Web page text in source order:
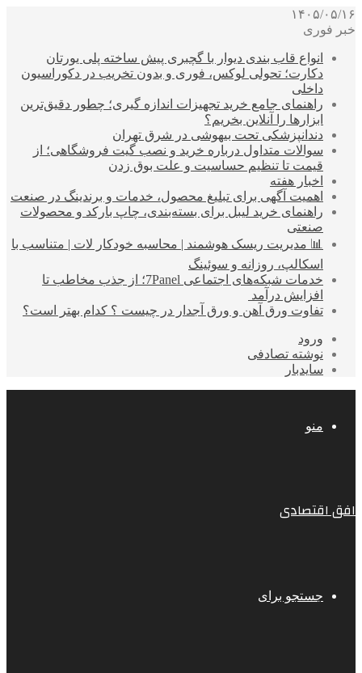
۱۴۰۵/۰۵/۱۶
خبر فوری
انواع قاب بندی دیوار با گچبری پیش ساخته پلی یورتان
دکارت؛ تحولی لوکس، فوری و بدون تخریب در دکوراسیون
داخلی
راهنمای جامع خرید تجهیزات اندازه گیری؛ چطور دقیق‌ترین
ابزارها را آنلاین بخریم؟
دندانپزشکی تحت بیهوشی در شرق تهران
سوالات متداول درباره خرید و نصب گیت فروشگاهی؛ از
قیمت تا تنظیم حساسیت و علت بوق زدن
اخبار هفته
اهمیت آگهی برای تبلیغ محصول، خدمات و برندینگ در صنعت
راهنمای خرید لیبل برای بسته‌بندی، چاپ بارکد و محصولات
صنعتی
📊 مدیریت ریسک هوشمند | محاسبه خودکار لات | متناسب با
اسکالپ، روزانه و سوئینگ
خدمات شبکه‌های اجتماعی 7Panel؛ از جذب مخاطب تا
افزایش درآمد
تفاوت ورق آهن و ورق آجدار در چیست ؟ کدام بهتر است؟
ورود
نوشته تصادفی
سایدبار
منو
افق اقتصادی
جستجو برای